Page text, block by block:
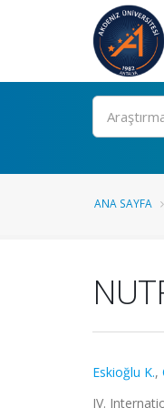
Ara
ANA SAYFA
Eskioğlu K.,
IV.